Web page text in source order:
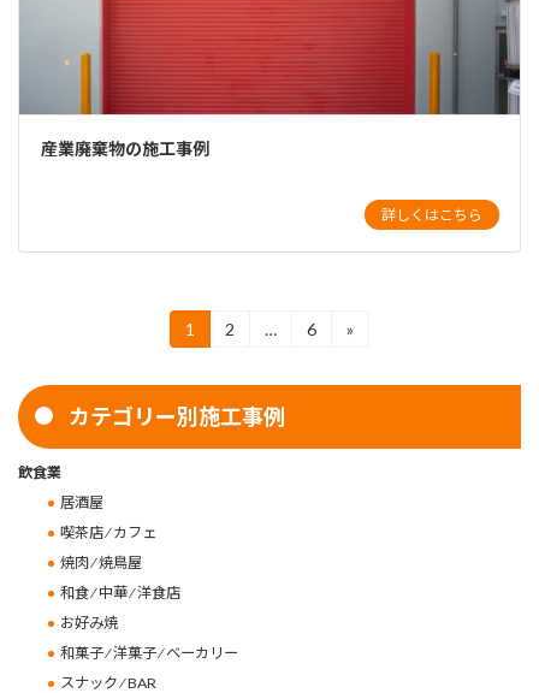
産業廃棄物の施工事例
詳しくはこちら
の
ペ
固
定
ー
ジ
1
固
ジ
2 …
固
6 »
カテゴリー別施工事例
飲食業
居酒屋
喫茶店 ⁄ カフェ
焼肉 ⁄ 焼鳥屋
和食 ⁄ 中華 ⁄ 洋食店
お好み焼
和菓子 ⁄ 洋菓子 ⁄ ベーカリー
スナック ⁄ BAR